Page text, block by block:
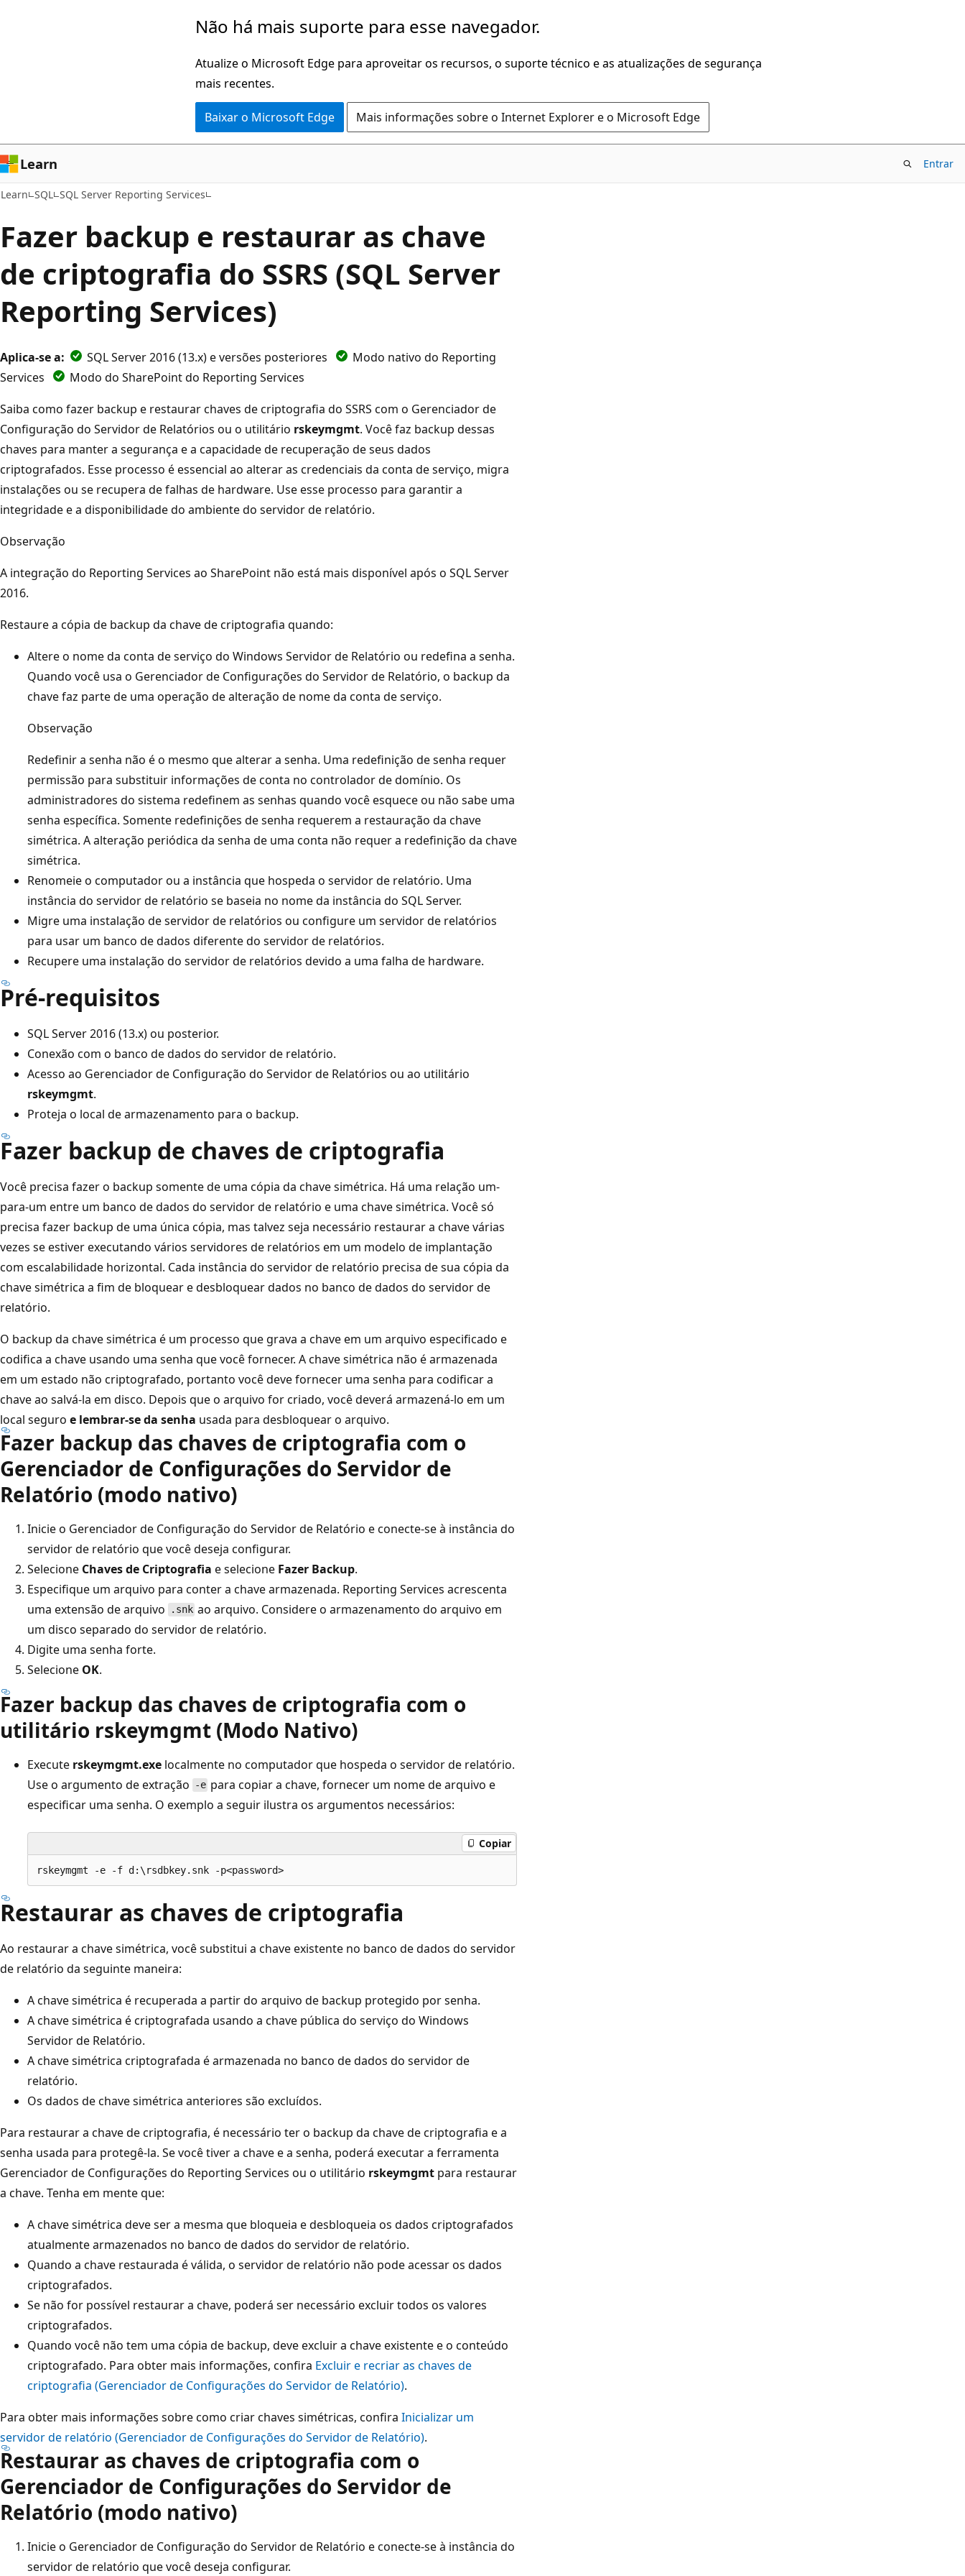
Não há mais suporte para esse navegador.
Atualize o Microsoft Edge para aproveitar os recursos, o suporte técnico e as atualizações de segurança
mais recentes.
Baixar o Microsoft Edge Mais informações sobre o Internet Explorer e o Microsoft Edge
Learn Entrar
Learn SQL SQL Server Reporting Services
Fazer backup e restaurar as chave
de criptografia do SSRS (SQL Server
Reporting Services)
Aplica-se a: SQL Server 2016 (13.x) e versões posteriores
Modo nativo do Reporting
Services
Modo do SharePoint do Reporting Services
Saiba como fazer backup e restaurar chaves de criptografia do SSRS com o Gerenciador de
Configuração do Servidor de Relatórios ou o utilitário rskeymgmt. Você faz backup dessas
chaves para manter a segurança e a capacidade de recuperação de seus dados
criptografados. Esse processo é essencial ao alterar as credenciais da conta de serviço, migra
instalações ou se recupera de falhas de hardware. Use esse processo para garantir a
integridade e a disponibilidade do ambiente do servidor de relatório.
Observação
A integração do Reporting Services ao SharePoint não está mais disponível após o SQL Server
2016.
Restaure a cópia de backup da chave de criptografia quando:
Altere o nome da conta de serviço do Windows Servidor de Relatório ou redefina a senha.
Quando você usa o Gerenciador de Configurações do Servidor de Relatório, o backup da
chave faz parte de uma operação de alteração de nome da conta de serviço.
Observação
Redefinir a senha não é o mesmo que alterar a senha. Uma redefinição de senha requer
permissão para substituir informações de conta no controlador de domínio. Os
administradores do sistema redefinem as senhas quando você esquece ou não sabe uma
senha específica. Somente redefinições de senha requerem a restauração da chave
simétrica. A alteração periódica da senha de uma conta não requer a redefinição da chave
simétrica.
Renomeie o computador ou a instância que hospeda o servidor de relatório. Uma
instância do servidor de relatório se baseia no nome da instância do SQL Server.
Migre uma instalação de servidor de relatórios ou configure um servidor de relatórios
para usar um banco de dados diferente do servidor de relatórios.
Recupere uma instalação do servidor de relatórios devido a uma falha de hardware.
Pré-requisitos
SQL Server 2016 (13.x) ou posterior.
Conexão com o banco de dados do servidor de relatório.
Acesso ao Gerenciador de Configuração do Servidor de Relatórios ou ao utilitário
rskeymgmt.
Proteja o local de armazenamento para o backup.
Fazer backup de chaves de criptografia
Você precisa fazer o backup somente de uma cópia da chave simétrica. Há uma relação um-
para-um entre um banco de dados do servidor de relatório e uma chave simétrica. Você só
precisa fazer backup de uma única cópia, mas talvez seja necessário restaurar a chave várias
vezes se estiver executando vários servidores de relatórios em um modelo de implantação
com escalabilidade horizontal. Cada instância do servidor de relatório precisa de sua cópia da
chave simétrica a fim de bloquear e desbloquear dados no banco de dados do servidor de
relatório.
O backup da chave simétrica é um processo que grava a chave em um arquivo especificado e
codifica a chave usando uma senha que você fornecer. A chave simétrica não é armazenada
em um estado não criptografado, portanto você deve fornecer uma senha para codificar a
chave ao salvá-la em disco. Depois que o arquivo for criado, você deverá armazená-lo em um
local seguro e lembrar-se da senha usada para desbloquear o arquivo.
Fazer backup das chaves de criptografia com o
Gerenciador de Configurações do Servidor de
Relatório (modo nativo)
Inicie o Gerenciador de Configuração do Servidor de Relatório e conecte-se à instância do
servidor de relatório que você deseja configurar.
Selecione Chaves de Criptografia e selecione Fazer Backup.
Especifique um arquivo para conter a chave armazenada. Reporting Services acrescenta
uma extensão de arquivo
.snk ao arquivo. Considere o armazenamento do arquivo em
um disco separado do servidor de relatório.
Digite uma senha forte.
Selecione OK.
Fazer backup das chaves de criptografia com o
utilitário rskeymgmt (Modo Nativo)
Execute rskeymgmt.exe localmente no computador que hospeda o servidor de relatório.
Use o argumento de extração
-e para copiar a chave, fornecer um nome de arquivo e
especificar uma senha. O exemplo a seguir ilustra os argumentos necessários:
Copiar
Restaurar as chaves de criptografia
Ao restaurar a chave simétrica, você substitui a chave existente no banco de dados do servidor
de relatório da seguinte maneira:
A chave simétrica é recuperada a partir do arquivo de backup protegido por senha.
A chave simétrica é criptografada usando a chave pública do serviço do Windows
Servidor de Relatório.
A chave simétrica criptografada é armazenada no banco de dados do servidor de
relatório.
Os dados de chave simétrica anteriores são excluídos.
Para restaurar a chave de criptografia, é necessário ter o backup da chave de criptografia e a
senha usada para protegê-la. Se você tiver a chave e a senha, poderá executar a ferramenta
Gerenciador de Configurações do Reporting Services ou o utilitário rskeymgmt para restaurar
a chave. Tenha em mente que:
A chave simétrica deve ser a mesma que bloqueia e desbloqueia os dados criptografados
atualmente armazenados no banco de dados do servidor de relatório.
Quando a chave restaurada é válida, o servidor de relatório não pode acessar os dados
criptografados.
Se não for possível restaurar a chave, poderá ser necessário excluir todos os valores
criptografados.
Quando você não tem uma cópia de backup, deve excluir a chave existente e o conteúdo
criptografado. Para obter mais informações, confira Excluir e recriar as chaves de
criptografia (Gerenciador de Configurações do Servidor de Relatório).
Para obter mais informações sobre como criar chaves simétricas, confira Inicializar um
servidor de relatório (Gerenciador de Configurações do Servidor de Relatório).
Restaurar as chaves de criptografia com o
Gerenciador de Configurações do Servidor de
Relatório (modo nativo)
Inicie o Gerenciador de Configuração do Servidor de Relatório e conecte-se à instância do
servidor de relatório que você deseja configurar.